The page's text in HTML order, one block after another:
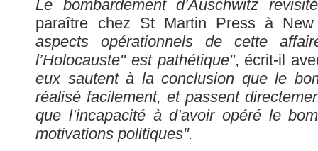
Le bombardement d’Auschwitz
paraître chez St Martin Press à
aspects opérationnels de cette
l’Holocauste" est pathétique", écrit-il
eux sautent à la conclusion que le
réalisé facilement, et passent
que l’incapacité à d’avoir opéré le
motivations politiques".